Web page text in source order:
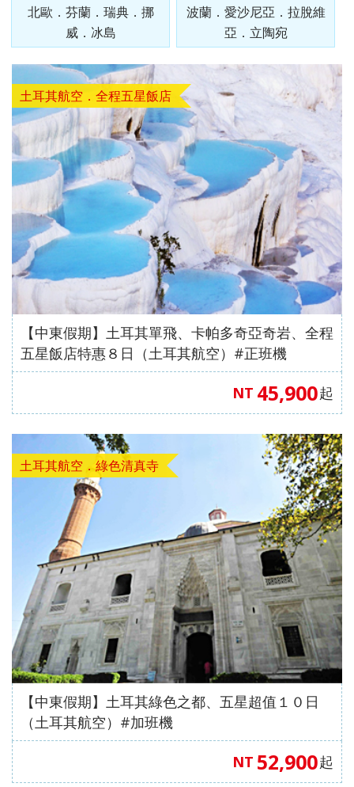
山．
東北
福岡
機加
台中
出
發．
沖繩
機加
酒．
六人
小團
高雄
出
發．
東
京．
日本
北．
大阪
機加
酒
【來去
沖繩】
沖繩機
加酒、
自由行
四日 (
市區酒
店含早
餐 ) 2
人成行
沖繩】
沖繩機
加酒、
自由行
四日 (
市區酒
店含早
餐、2
人成行
) 【星
【沖繩
輕旅】
沖繩機
加酒の
半自由
行四日
( 含小
費、接
送機及
1午1晚
餐+2天
【嗨玩
超值沖
繩】系
滿漁市
場、波
之上神
宮、美
國村、
瀨長島
半自由
（晚去
晚回、
【四國
歐嗨
喲】瀨
戶潮音
四國小
豆島～
道後古
湯礦山
遊船纜
車採果
七日
【長榮
族館、
順天灣
國家園
林、
LUGE
渠道滑
車+纜
車、泰
迪熊博
物館、
伽倻主
題公園
+韓服
體驗
+塗鴉
秀、韓
式下午
茶五天
３晚五
花酒
店）
《不走
【真航
空、台
中直
飛】
渠道滑
車+纜
車、泰
迪熊博
物館、
巨濟
島、海
金剛船
遊、天
空膠囊
列車、
加耶主
題公
園、長
腳蟹吃
到飽五
天（五
花麗水
晚+釜
山五花
酒店２
晚）
《不走
人蔘、
【德威
航空、
桃園直
飛】
州鐵軌
自行車
（四人
一臺）
泰迪熊
王國、
跆拳武
藝秀、
東邊松
堂童話
村、駱
駝體驗
五天
（升等
２晚五
花酒
店）
《不走
+保
肝》
【德威
航空、
山】渠
道滑車
+纜
車、海
岸列
車、加
耶主題
+韓服
體驗、
水果大
福
DIY+韓
服體驗
+韓式
下午茶
六天
《不走
人蔘保
肝》
（再升
【星宇
航空、
台中直
飛】
公園
+韓服
體驗
+塗鴉
秀、
SKYLUGE
釜山天
際線斜
坡滑車
+纜
車、水
果大福
DIY+韓
服體驗
+韓式
下午茶
五天
（升等
１晚五
花酒
店）
《不走
人蔘、
保肝》
【星宇
航空、
桃園直
飛】
桃園
出
發．
哈爾
濱．
蒙．
北極
村
桃園
出
發．
絲
路．
南北
西藏
【遊遍
由行】
重慶張
家界～
鳳凰古
城、張
家界景
區、袁
家界景
區、濯
水古
鎮、輕
軌體驗
#台中
直飛成
都【遇
自由
行】童
話九寨
溝、熊
貓基
地、五
彩黃
龍、寬
窄巷
子、船
#台中
遍中國
自由
行】成
都樂山
大佛、
都江堰
水利工
程、中
國古羌
城、牟
尼溝、
由行】
重慶南
川～天
生三
橋、烏
江畫
廊、武
陵山大
裂谷、
輕軌穿
樓、重
園半山
火鍋八
【遊遍
中國自
由行】
重慶武
隆、天
生三
橋、湖
北恩施
大峽
谷、三
排椅八
日（無
購物、
費）
【澳門
【邂逅
峴港】
優雅在
峴四星
版六日
（奧黛
體驗、
龍蝦饗
宴、無
購物、
無自理
餐、
VIP通
人成行
【越捷
航空、
台中直
【虎力
全開夯
玩峴
港】巴
拿山一
票玩到
底、纜
車佛手
橋纜車
來回、
會安古
鎮．世
界文化
迦南島
竹桶
船、網
紅下午
茶五天
（全程
地四星
酒店）
《無購
物》
【台灣
虎航、
桃園出
發】
【來去
長灘】
長灘島
機加
酒、自
由行五
日
【菲律
賓航
空、2
人成
行】
【萬象
暹邏】
頂泰豐
曼谷五
星酒店
五日
（獨家
亞特蘭
蒂斯郵
輪男模
秀、希
爾頓下
午茶、
綠山國
家公
園、東
航空、
桃園出
發】
【虎虎
發峴慢
悠法式
城堡】
巴拿山
一票玩
到底、
佛手橋
纜車來
回、迦
南島竹
桶船、
魅力峴
港秀
會、會
安燈籠
古鎮五
天（入
住巴拿
山法式
城堡酒
店+3晚
當地五
星酒
店）
《無購
物》
【台灣
虎航、
發】
入內、
雙城遊
船、螃
蟹河生
態、無
尾熊抱
抱（中
華航
空）
爾頓飯
店１
晚、雙
遊船、
加贈雪
梨夜遊
廳、全
城、加
贈雪梨
夜遊
冰河峽
灣（紐
西蘭航
空）
徒步美
食地
圖、登
遊農莊
【魅力
歐洲】
法比荷
～最愛
羅浮
宮、特
色三遊
船、絕
美羊角
河風車
城８日
【玩美
加族】
臥谷長
榮歡樂
美西９
日～優
勝美
地、大
峽谷國
園、羚
羊峽
谷、環
球影城
（舊金
山進／
出）
【國航
假期】
波蘭波
羅的海
三小國
（立陶
宛、拉
脫維
亞、愛
亞）１
０天
【玩美
加族】
臥谷長
榮奇幻
美西９
日～錫
安、布
萊斯、
優勝美
地、大
峽谷國
家公
磯進／
舊金山
出）
【魅力
歐洲】
德瑞冰
雪鐵力
士山、
德國童
話城
堡、黃
金景觀
快線、
世界遺
產旅行
１０日
出發）
早鳥優
惠實施
中 ）
和諧
號、義
大利、
西亞、
希臘、
蒙特內
哥羅、
斯洛維
尼亞）
成行、
北中南
出發
出發
）華信
航空
全程無
自理餐
北歐．芬蘭．瑞典．挪
威．冰島
波蘭．愛沙尼亞．拉脫維
亞．立陶宛
土耳其航空．全程五星飯店
【中東假期】土耳其單飛、卡帕多奇亞奇岩、全程
五星飯店特惠８日（土耳其航空）#正班機
NT 45,900起
土耳其航空．綠色清真寺
【中東假期】土耳其綠色之都、五星超值１０日
（土耳其航空）#加班機
NT 52,900起